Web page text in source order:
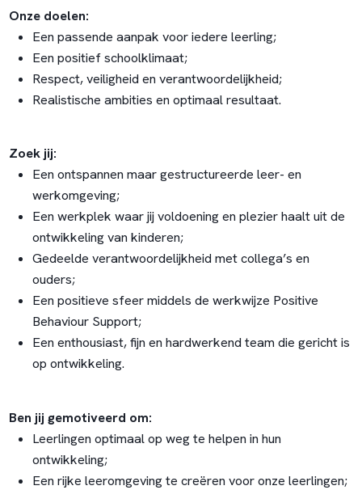
Onze doelen:
Een passende aanpak voor iedere leerling;
Een positief schoolklimaat;
Respect, veiligheid en verantwoordelijkheid;
Realistische ambities en optimaal resultaat.
Zoek jij:
Een ontspannen maar gestructureerde leer- en
werkomgeving;
Een werkplek waar jij voldoening en plezier haalt uit de
ontwikkeling van kinderen;
Gedeelde verantwoordelijkheid met collega’s en
ouders;
Een positieve sfeer middels de werkwijze Positive
Behaviour Support;
Een enthousiast, fijn en hardwerkend team die gericht is
op ontwikkeling.
Ben jij gemotiveerd om:
Leerlingen optimaal op weg te helpen in hun
ontwikkeling;
Een rijke leeromgeving te creëren voor onze leerlingen;